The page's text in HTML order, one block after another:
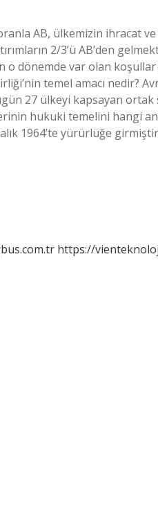
AB, ülkemizin ihracat ve
2/3’ü AB’den
o dönemde var olan
temel amacı nedir?
27 ülkeyi kapsayan
hukuki temelini hangi
1964’te yürürlüğe
https://